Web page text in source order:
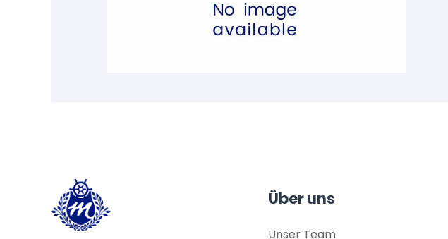
Über uns
Unser Team